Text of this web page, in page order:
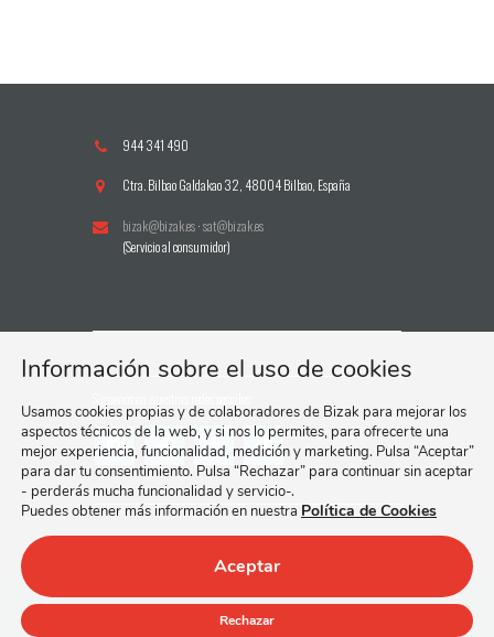
944 341 490
Ctra. Bilbao Galdakao 32, 48004 Bilbao, España
bizak@bizak.es·sat@bizak.es
(Servicio al consumidor)
© 2024 Bizak, S. A.Política de Cookies.
Información sobre el uso de cookies
Usamos cookies propias y de colaboradores de Bizak para mejorar los
aspectos técnicos de la web, y si nos lo permites, para ofrecerte una
mejor experiencia, funcionalidad, medición y marketing. Pulsa “Aceptar”
para dar tu consentimiento. Pulsa “Rechazar” para continuar sin aceptar
- perderás mucha funcionalidad y servicio-.
Puedes obtener más información en nuestra Política de Cookies
Aceptar
Rechazar